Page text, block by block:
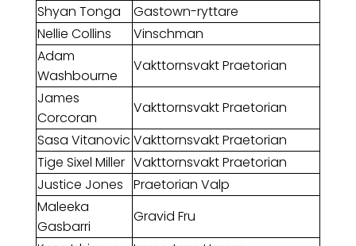
Shyan Tonga
Gastown-ryttare
Nellie Collins
Vinschman
Adam
Washbourne
Vakttornsvakt Praetorian
James
Corcoran
Vakttornsvakt Praetorian
Sasa Vitanovic Vakttornsvakt Praetorian
Tige Sixel Miller Vakttornsvakt Praetorian
Justice Jones
Praetorian Valp
Maleeka
Gasbarri
Gravid Fru